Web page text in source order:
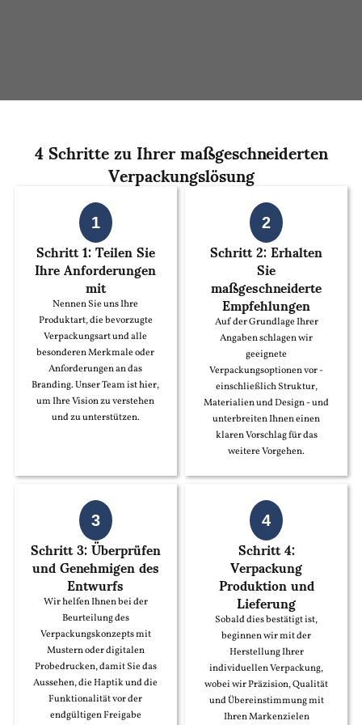
4 Schritte zu Ihrer maßgeschneiderten
Verpackungslösung
1
Schritt 1: Teilen Sie
Ihre Anforderungen
mit
Nennen Sie uns Ihre
Produktart, die bevorzugte
Verpackungsart und alle
besonderen Merkmale oder
Anforderungen an das
Branding. Unser Team ist hier,
um Ihre Vision zu verstehen
und zu unterstützen.
2
Schritt 2: Erhalten
Sie
maßgeschneiderte
Empfehlungen
Auf der Grundlage Ihrer
Angaben schlagen wir
geeignete
Verpackungsoptionen vor -
einschließlich Struktur,
Materialien und Design - und
unterbreiten Ihnen einen
klaren Vorschlag für das
weitere Vorgehen.
3
Schritt 3: Überprüfen
und Genehmigen des
Entwurfs
Wir helfen Ihnen bei der
Beurteilung des
Verpackungskonzepts mit
Mustern oder digitalen
Probedrucken, damit Sie das
Aussehen, die Haptik und die
Funktionalität vor der
endgültigen Freigabe
4
Schritt 4:
Verpackung
Produktion und
Lieferung
Sobald dies bestätigt ist,
beginnen wir mit der
Herstellung Ihrer
individuellen Verpackung,
wobei wir Präzision, Qualität
und Übereinstimmung mit
Ihren Markenzielen